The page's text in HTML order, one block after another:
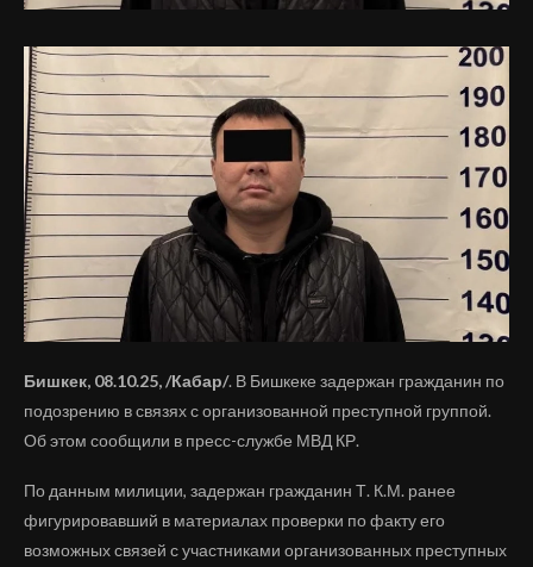
Бишкек, 08.10.25, /Кабар/. В Бишкеке задержан гражданин по
подозрению в связях с организованной преступной группой.
Об этом сообщили в пресс-службе МВД КР.
По данным милиции, задержан гражданин Т. К.М. ранее
фигурировавший в материалах проверки по факту его
возможных связей с участниками организованных преступных